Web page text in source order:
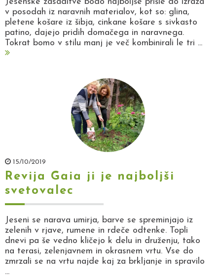
v posodah iz naravnih materialov, kot so: glina,
pletene košare iz šibja, cinkane košare s sivkasto
patino, dajejo pridih domačega in naravnega.
Tokrat bomo v stilu manj je več kombinirali le tri ...
15/10/2019
Revija Gaia ji je najboljši
svetovalec
Jeseni se narava umirja, barve se spreminjajo iz
zelenih v rjave, rumene in rdeče odtenke. Topli
dnevi pa še vedno kličejo k delu in druženju, tako
na terasi, zelenjavnem in okrasnem vrtu. Vse do
zmrzali se na vrtu najde kaj za brkljanje in spravilo
...